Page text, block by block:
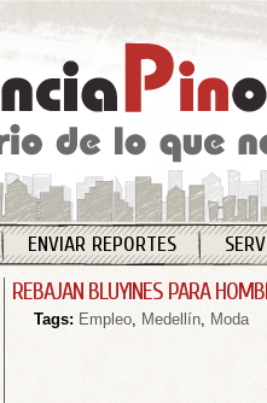
ENVIAR REPORTES
REBAJAN BLUYINES PARA
Tags: Empleo, Medellín, Moda